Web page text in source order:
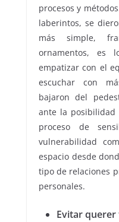
procesos y
laberintos, se
más simple,
ornamentos, es
empatizar con el
escuchar con
bajaron del
ante la posibilidad
proceso de
vulnerabilidad
espacio desde
tipo de relaciones
personales.
Evitar